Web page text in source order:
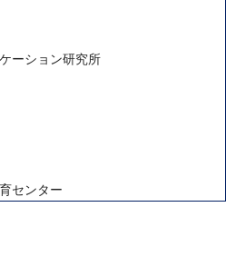
ーション研究所
センター